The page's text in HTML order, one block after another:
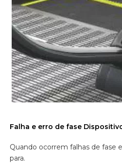
Falha e erro de fase
Quando ocorrem falhas de fase
para.